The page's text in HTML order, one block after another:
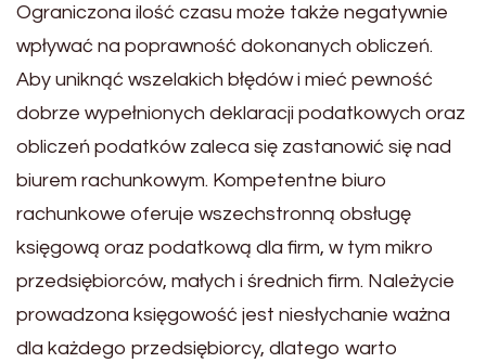
Ograniczona ilość czasu może także negatywnie
wpływać na poprawność dokonanych obliczeń.
Aby uniknąć wszelakich błędów i mieć pewność
dobrze wypełnionych deklaracji podatkowych oraz
obliczeń podatków zaleca się zastanowić się nad
biurem rachunkowym. Kompetentne biuro
rachunkowe oferuje wszechstronną obsługę
księgową oraz podatkową dla firm, w tym mikro
przedsiębiorców, małych i średnich firm. Należycie
prowadzona księgowość jest niesłychanie ważna
dla każdego przedsiębiorcy, dlatego warto